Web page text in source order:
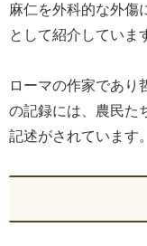
麻仁を外科的な外傷
として紹介していま
ローマの作家であり
の記録には、農民た
記述がされています。